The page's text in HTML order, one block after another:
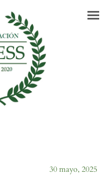
30 mayo, 2025